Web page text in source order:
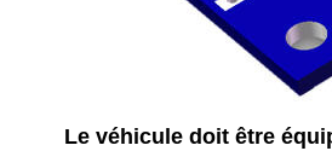
Le véhicule doit être